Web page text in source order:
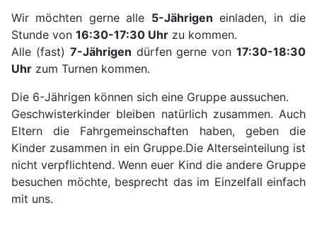
Wir möchten gerne alle 5-Jährigen einladen, in die
Stunde von 16:30-17:30 Uhr zu kommen.
Alle (fast) 7-Jährigen dürfen gerne von17:30-18:30
Uhr zum Turnen kommen.
Die 6-Jährigen können sich eine Gruppe aussuchen.
Geschwisterkinder bleiben natürlich zusammen. Auch
Eltern die Fahrgemeinschaften haben, geben die
Kinder zusammen in ein Gruppe.Die Alterseinteilung ist
nicht verpflichtend. Wenn euer Kind die andere Gruppe
besuchen möchte, besprecht das im Einzelfall einfach
mit uns.